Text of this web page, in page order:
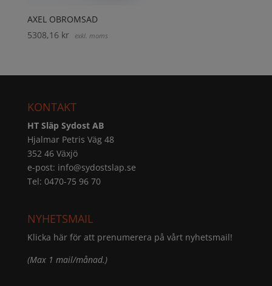
AXEL OBROMSAD
5308,16 kr exkl. moms
KONTAKT
HT Släp Sydost AB
Hjalmar Petris Väg 48
352 46 Växjö
e-post: info@sydostslap.se
Tel: 0470-75 96 70
NYHETSMAIL
Klicka här för att prenumerera på vårt nyhetsmail!
(Max 1 mail/månad.)